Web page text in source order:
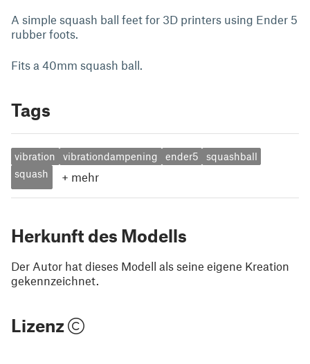
A simple squash ball feet for 3D printers using Ender 5
rubber foots.
Fits a 40mm squash ball.
Tags
vibration vibrationdampening ender5
squashball
squash
+ mehr
Herkunft des Modells
Der Autor hat dieses Modell als seine eigene Kreation
gekennzeichnet.
Lizenz